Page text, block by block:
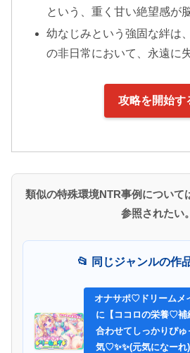
という、重く甘い絶望感が
幼なじみという強固な絆は
の非日常において、永遠に
攻略を開始す
類似の特殊環境NTR事例について
参照されたい。
📂 同じジャンルの作
オナサポ♡ドリームメ
に【ココロの栄養♡補
合わせてしっかりぴ
気♡✨✨(元気になーれ